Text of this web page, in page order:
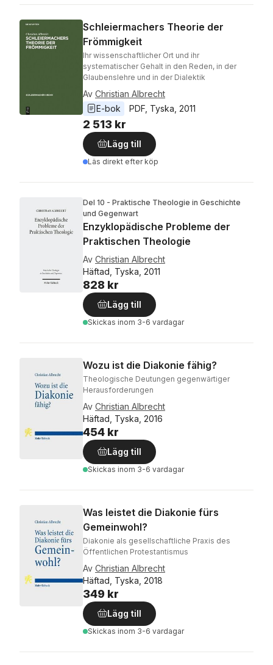
Schleiermachers Theorie der
Frömmigkeit
Ihr wissenschaftlicher Ort und ihr
systematischer Gehalt in den Reden, in der
Glaubenslehre und in der Dialektik
Av Christian Albrecht
E-bok
PDF Tyska 2011
2 513 kr
Lägg till
Läs direkt efter köp
Del 10 - Praktische Theologie in Geschichte
und Gegenwart
Enzyklopädische Probleme der
Praktischen Theologie
Av Christian Albrecht
Häftad, Tyska, 2011
828 kr
Lägg till
Skickas inom 3-6 vardagar
Wozu ist die Diakonie fähig?
Theologische Deutungen gegenwärtiger
Herausforderungen
Av Christian Albrecht
Häftad, Tyska, 2016
454 kr
Lägg till
Skickas inom 3-6 vardagar
Was leistet die Diakonie fürs
Gemeinwohl?
Diakonie als gesellschaftliche Praxis des
Öffentlichen Protestantismus
Av Christian Albrecht
Häftad, Tyska, 2018
349 kr
Lägg till
Skickas inom 3-6 vardagar